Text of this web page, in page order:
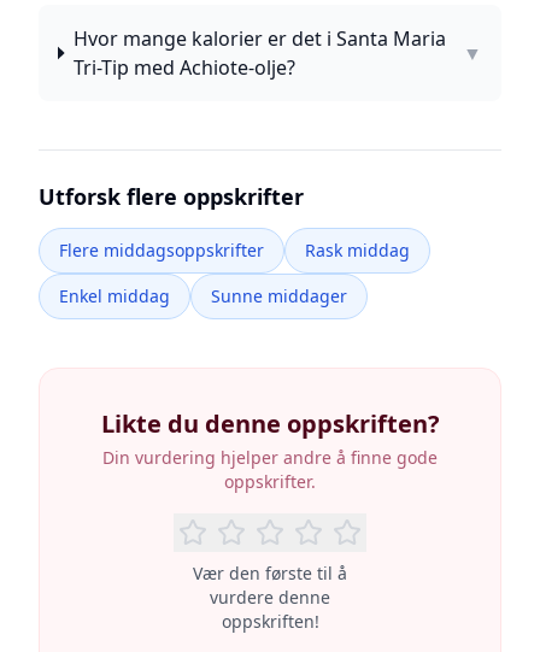
Hvor mange kalorier er det i Santa Maria
Tri-Tip med Achiote-olje?
▼
Utforsk flere oppskrifter
Flere middagsoppskrifter
Rask middag
Enkel middag
Sunne middager
Likte du denne oppskriften?
Din vurdering hjelper andre å finne gode
oppskrifter.
Vær den første til å
vurdere denne
oppskriften!